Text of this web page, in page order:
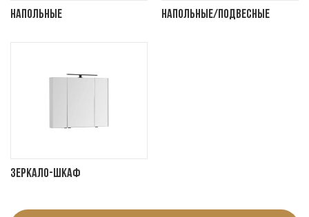
Напольные Напольные/подвесные
Зеркало-шкаф